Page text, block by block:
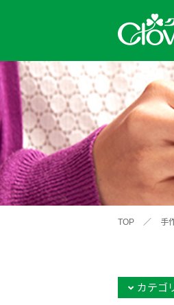
イベ
2026年
ワー
2026年
イベ
カテゴリから探す
アイテムから探す
新商品
編み物
クロバ
編み物
TOP ／ 手
カテゴ